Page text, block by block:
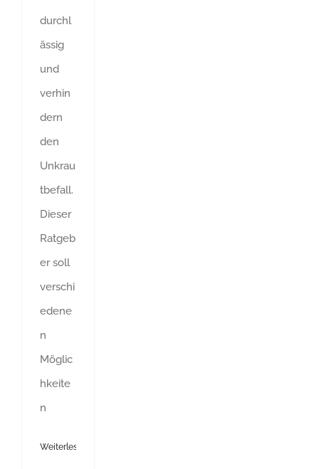
durchl
ässig
und
verhin
dern
den
Unkrau
tbefall.
Dieser
Ratgeb
er soll
verschi
edene
n
Möglic
hkeite
n
Weiterlesen